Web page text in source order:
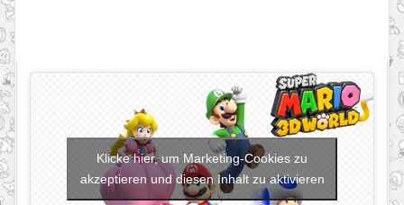
Klicke hier, um Marketing-Cookies zu
akzeptieren und diesen Inhalt zu aktivieren